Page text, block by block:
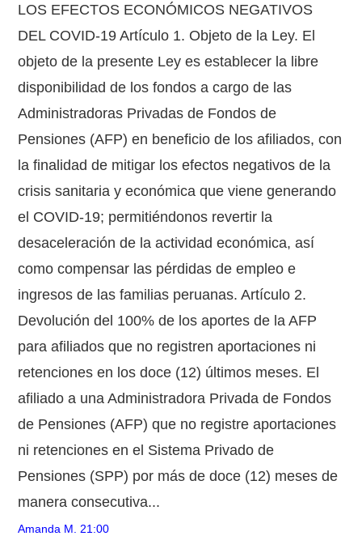
LOS EFECTOS ECONÓMICOS NEGATIVOS
DEL COVID-19 Artículo 1. Objeto de la Ley. El
objeto de la presente Ley es establecer la libre
disponibilidad de los fondos a cargo de las
Administradoras Privadas de Fondos de
Pensiones (AFP) en beneficio de los afiliados, con
la finalidad de mitigar los efectos negativos de la
crisis sanitaria y económica que viene generando
el COVID-19; permitiéndonos revertir la
desaceleración de la actividad económica, así
como compensar las pérdidas de empleo e
ingresos de las familias peruanas. Artículo 2.
Devolución del 100% de los aportes de la AFP
para afiliados que no registren aportaciones ni
retenciones en los doce (12) últimos meses. El
afiliado a una Administradora Privada de Fondos
de Pensiones (AFP) que no registre aportaciones
ni retenciones en el Sistema Privado de
Pensiones (SPP) por más de doce (12) meses de
manera consecutiva...
Amanda M. 21:00